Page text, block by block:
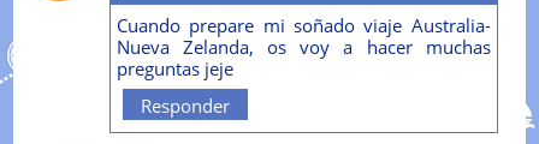
Cuando prepare mi soñado viaje Australia-
Nueva Zelanda, os voy a hacer muchas
preguntas jeje
Responder